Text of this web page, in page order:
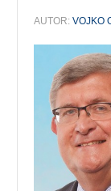
AUTOR:VOJKO